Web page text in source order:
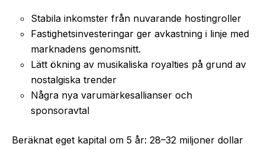
Stabila inkomster från nuvarande hostingroller
Fastighetsinvesteringar ger avkastning i linje med
marknadens genomsnitt.
Lätt ökning av musikaliska royalties på grund av
nostalgiska trender
Några nya varumärkesallianser och
sponsoravtal
Beräknat eget kapital om 5 år: 28–32 miljoner dollar